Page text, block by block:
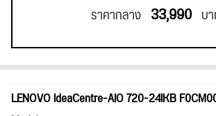
ราคากลาง 33,990 บ
LENOVO IdeaCentre-AIO 720-24IKB